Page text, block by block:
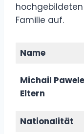
Familie auf.
Name
Michail
Eltern
Nationalität